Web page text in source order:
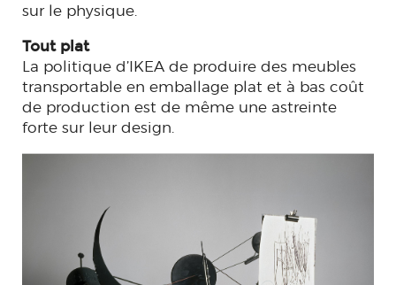
sur le physique.
Tout plat
La politique d’IKEA de produire des meubles
transportable en emballage plat et à bas coût
de production est de même une astreinte
forte sur leur design.